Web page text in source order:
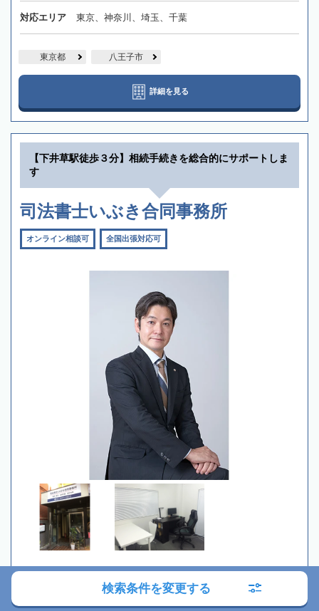
対応エリア 東京、神奈川、埼玉、千葉
東京都 八王子市
詳細を見る
【下井草駅徒歩３分】相続手続きを総合的にサポートしま
す
司法書士いぶき合同事務所
オンライン相談可 全国出張対応可
初回相談無料
検索条件を変更する